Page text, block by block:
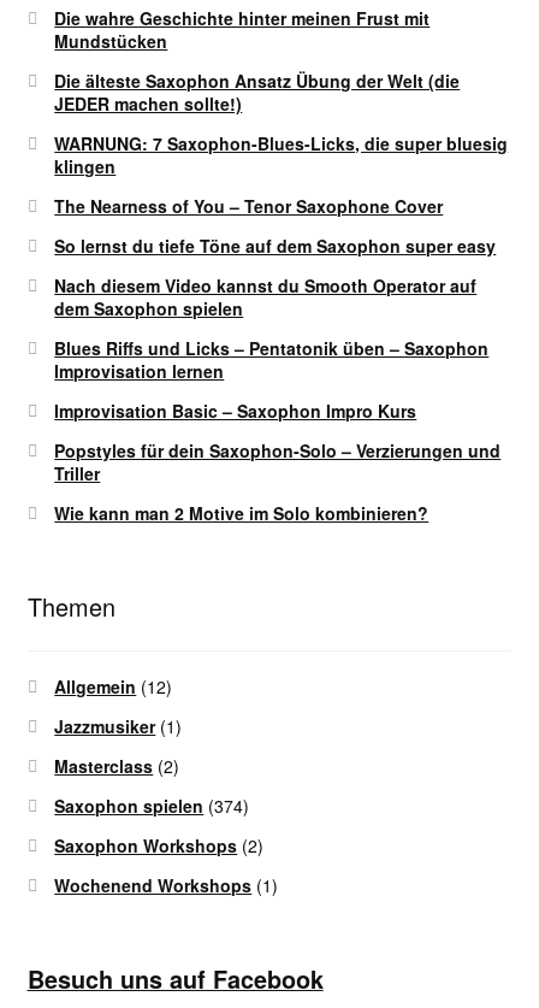
Die wahre Geschichte hinter meinen Frust mit
Mundstücken
Die älteste Saxophon Ansatz Übung der Welt (die
JEDER machen sollte!)
WARNUNG: 7 Saxophon-Blues-Licks, die super bluesig
klingen
The Nearness of You – Tenor Saxophone Cover
So lernst du tiefe Töne auf dem Saxophon super easy
Nach diesem Video kannst du Smooth Operator auf
dem Saxophon spielen
Blues Riffs und Licks – Pentatonik üben – Saxophon
Improvisation lernen
Improvisation Basic – Saxophon Impro Kurs
Popstyles für dein Saxophon-Solo – Verzierungen und
Triller
Wie kann man 2 Motive im Solo kombinieren?
Themen
Allgemein (12)
Jazzmusiker(1)
Masterclass (2)
Saxophon spielen (374)
Saxophon Workshops (2)
Wochenend Workshops (1)
Besuch uns auf Facebook